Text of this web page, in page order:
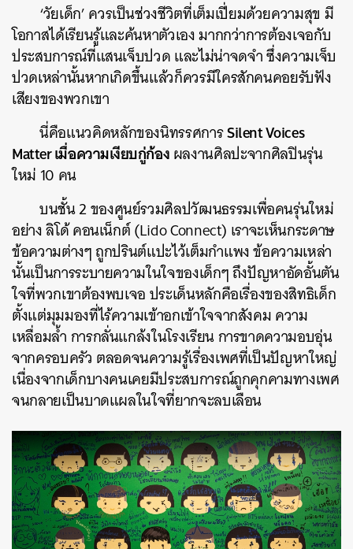
‘วัยเด็ก’ ควรเป็นช่วงชีวิตที่เต็มเปี่ยมด้วยความสุข มี
โอกาสได้เรียนรู้และค้นหาตัวเอง มากกว่าการต้องเจอกับ
ประสบการณ์ที่แสนเจ็บปวด และไม่น่าจดจำ ซึ่งความเจ็บ
ปวดเหล่านั้นหากเกิดขึ้นแล้วก็ควรมีใครสักคนคอยรับฟัง
เสียงของพวกเขา
นี่คือแนวคิดหลักของนิทรรศการSilent Voices
Matter เมื่อความเงียบกู่ก้องผลงานศิลปะจากศิลปินรุ่น
ใหม่ 10 คน
บนชั้น 2 ของศูนย์รวมศิลปวัฒนธรรมเพื่อคนรุ่นใหม่
อย่าง ลิโด้ คอนเน็กต์ (Lido Connect) เราจะเห็นกระดาษ
ข้อความต่างๆ ถูกปรินต์แปะไว้เต็มกำแพง ข้อความเหล่า
นั้นเป็นการระบายความในใจของเด็กๆ ถึงปัญหาอัดอั้นตัน
ใจที่พวกเขาต้องพบเจอ ประเด็นหลักคือเรื่องของสิทธิเด็ก
ตั้งแต่มุมมองที่ไร้ความเข้าอกเข้าใจจากสังคม ความ
เหลื่อมล้ำ การกลั่นแกล้งในโรงเรียน การขาดความอบอุ่น
จากครอบครัว ตลอดจนความรู้เรื่องเพศที่เป็นปัญหาใหญ่
เนื่องจากเด็กบางคนเคยมีประสบการณ์ถูกคุกคามทางเพศ
จนกลายเป็นบาดแผลในใจที่ยากจะลบเลือน